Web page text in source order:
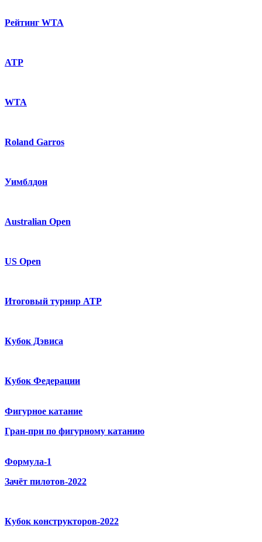
Рейтинг WTA
ATP
WTA
Roland Garros
Уимблдон
Australian Open
US Open
Итоговый турнир ATP
Кубок Дэвиса
Кубок Федерации
Фигурное катание
Гран-при по фигурному катанию
Формула-1
Зачёт пилотов-2022
Кубок конструкторов-2022